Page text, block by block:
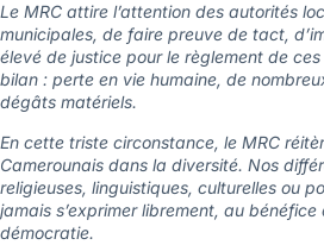
Le MRC attire l’attention des autorités
municipales, de faire preuve de tact,
élevé de justice pour le règlement de
bilan : perte en vie humaine, de
dégâts matériels.
En cette triste circonstance, le MRC
Camerounais dans la diversité. Nos
religieuses, linguistiques, culturelles ou
jamais s’exprimer librement, au
démocratie.